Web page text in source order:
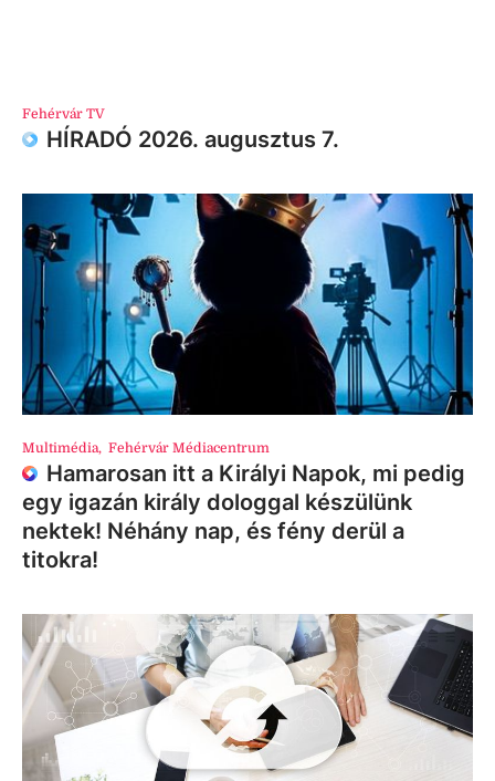
Fehérvár TV
HÍRADÓ 2026. augusztus 7.
Multimédia, Fehérvár Médiacentrum
Hamarosan itt a Királyi Napok, mi pedig
egy igazán király dologgal készülünk
nektek! Néhány nap, és fény derül a
titokra!